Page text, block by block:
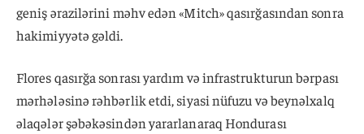
geniş ərazilərini məhv edən «Mitch» qasırğasından sonra
hakimiyyətə gəldi.
Flores qasırğa sonrası yardım və infrastrukturun bərpası
mərhələsinə rəhbərlik etdi, siyasi nüfuzu və beynəlxalq
əlaqələr şəbəkəsindən yararlanaraq Hondurası